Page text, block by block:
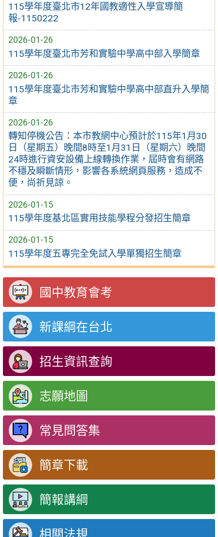
115學年度臺北市12年國教適性入學宣導簡
報-1150222
2026-01-26
115學年度臺北市芳和實驗中學高中部入學簡章
2026-01-26
115學年度臺北市芳和實驗中學高中部直升入學簡
章
2026-01-26
轉知停機公告：本市教網中心預計於115年1月30
日（星期五）晚間8時至1月31日（星期六）晚間
24時進行資安設備上線轉換作業，屆時會有網路
不穩及瞬斷情形，影響各系統網頁服務，造成不
便，尚祈見諒。
2026-01-15
115學年度基北區實用技能學程分發招生簡章
2026-01-15
115學年度五專完全免試入學單獨招生簡章
國中教育會考
新課綱在台北
招生資訊查詢
志願地圖
常見問答集
簡章下載
簡報講綱